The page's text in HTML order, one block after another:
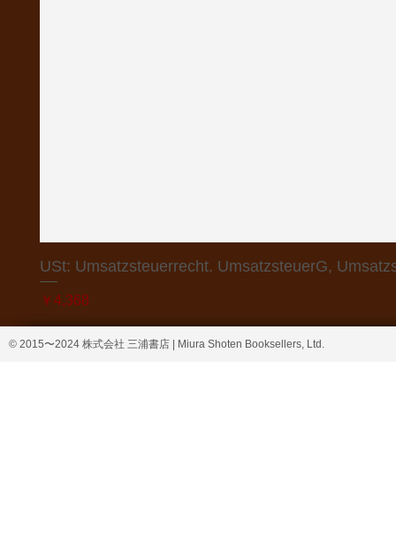
USt: Umsatzsteuerrecht. UmsatzsteuerG,
価格
￥4,368
© 2015〜2024 株式会社 三浦書店 | Miura Shoten Booksellers, Ltd.